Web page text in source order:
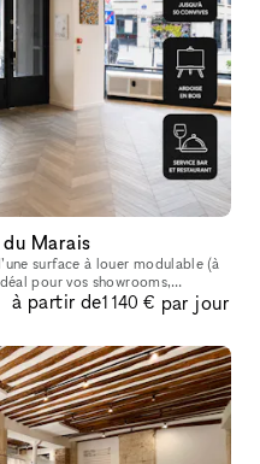
Marais
surface à louer modulable (à
pour vos showrooms,
la Fashion Week, lancemen
à partir de1 140 € par jour